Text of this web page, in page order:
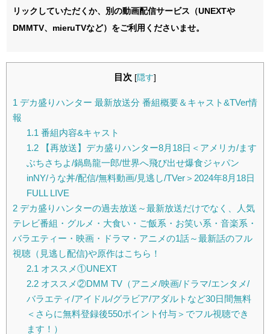
リックしていただくか、別の動画配信サービス（UNEXTや
DMMTV、mieruTVなど）をご利用くださいませ。
目次 [隠す]
1 デカ盛りハンター 最新放送分 番組概要＆キャスト&TVer情
報
1.1 番組内容&キャスト
1.2【再放送】デカ盛りハンター8月18日＜アメリカ/ます
ぶちさちよ/鍋島龍一郎/世界へ飛び出せ爆食ジャパン
inNY/うな丼/配信/無料動画/見逃し/TVer＞2024年8月18日
FULL LIVE
2 デカ盛りハンターの過去放送～最新放送だけでなく、人気
テレビ番組・グルメ・大食い・ご飯系・お笑い系・音楽系・
バラエティー・映画・ドラマ・アニメの1話～最新話のフル
視聴（見逃し配信)や原作はこちら！
2.1 オススメ①UNEXT
2.2オススメ②DMM TV（アニメ/映画/ドラマ/エンタメ/
バラエティ/アイドル/グラビア/アダルトなど30日間無料
＜さらに無料登録後550ポイント付与＞でフル視聴でき
ます！）